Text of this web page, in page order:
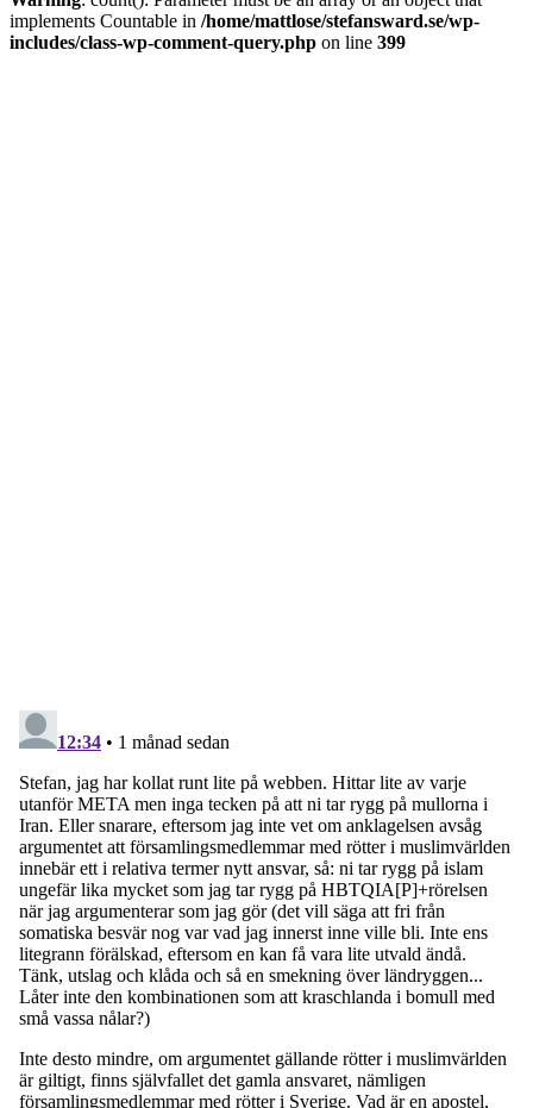
implements Countable in /home/mattlose/stefansward.se/wp-
includes/class-wp-comment-query.php on line 399